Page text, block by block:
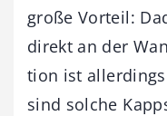
große Vorteil:
direkt an der
tion ist
sind ­solche